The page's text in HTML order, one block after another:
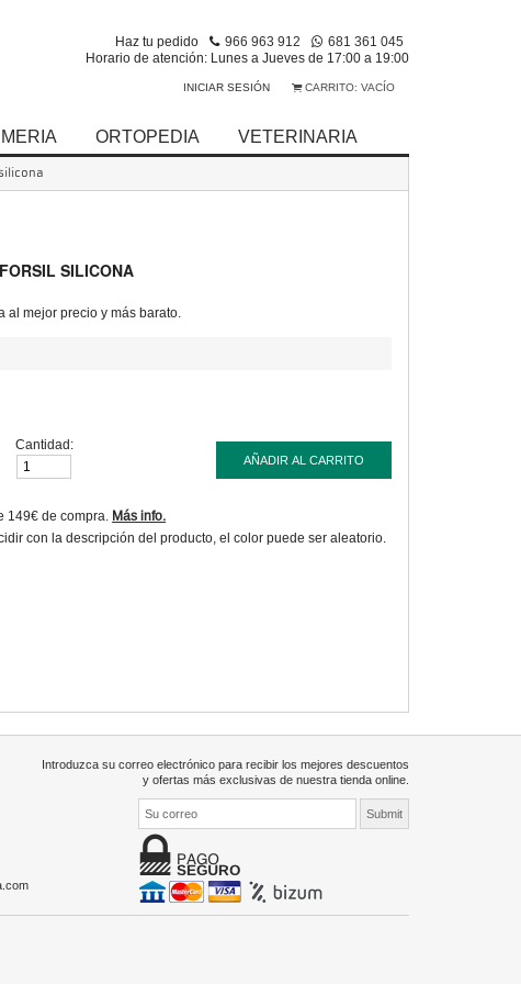
Haz tu pedido 966 963 912
681 361 045
Horario de atención: Lunes a Jueves de 17:00 a 19:00
CARRITO: VACÍO
INICIAR SESIÓN
ORTOPEDIA VETERINARIA
SILICONA
al mejor precio y más barato.
Cantidad:
AÑADIR AL CARRITO
149€ de compra. Más info.
con la descripción del producto, el color puede ser aleatorio.
Introduzca su correo electrónico para recibir los mejores descuentos
y ofertas más exclusivas de nuestra tienda online.